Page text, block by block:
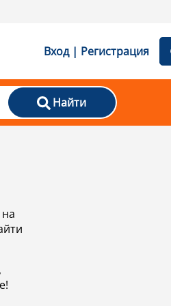
Вход | Регистрация
Найти